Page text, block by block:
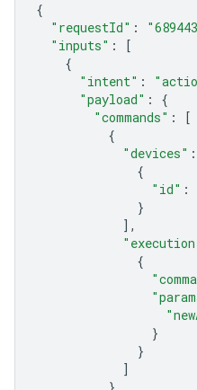
{
"requestId" :
"inputs" :
[
{
"intent" :
"payload" :
{
"commands" :
[
{
"devices" :
{
"id" :
}
],
{
}
}
]